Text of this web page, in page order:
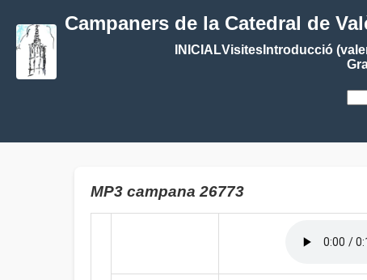
Campaners de la Catedral de
INICIALVisitesIntroducció
MP3 campana 26773